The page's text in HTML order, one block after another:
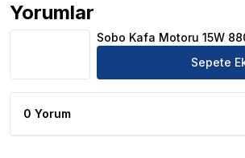
Yorumlar
Sobo Kafa Motoru 15W 880 L/H
Sobo Kafa Motoru 15W
Sepete
0 Yorum